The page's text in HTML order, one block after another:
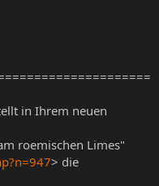
in Ihrem neuen
roemischen Limes"
> die